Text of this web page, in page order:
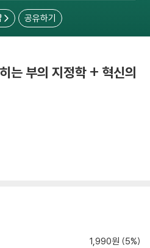
공유하기
는 부의 지정학 + 혁신의
1,990원 (5%)